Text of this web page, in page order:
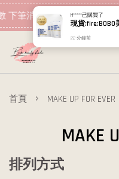
消費即可折抵 現在去購物
首頁 › MAKE UP FOR EVER
MAKE
排列方式